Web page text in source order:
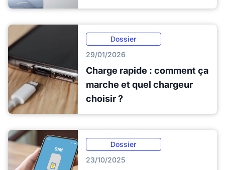
Dossier
29/01/2026
Charge rapide : comment ça
marche et quel chargeur
choisir ?
Dossier
23/10/2025